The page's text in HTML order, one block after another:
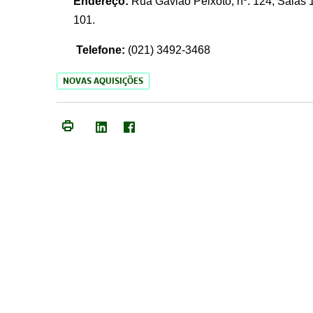
101.
Telefone: (021) 3492-3468
NOVAS AQUISIÇÕES